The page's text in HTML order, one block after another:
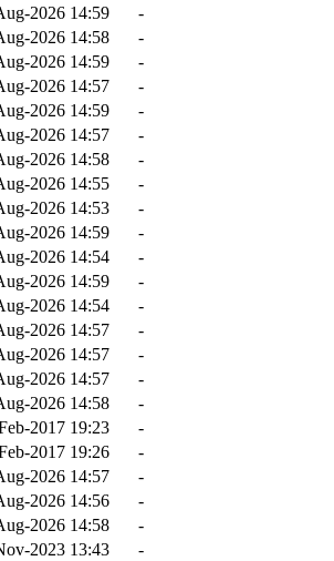
2026 14:59
-
2026 14:58
-
2026 14:59
-
2026 14:57
-
2026 14:59
-
2026 14:57
-
2026 14:58
-
2026 14:55
-
2026 14:53
-
2026 14:59
-
2026 14:54
-
2026 14:59
-
2026 14:54
-
2026 14:57
-
2026 14:57
-
2026 14:57
-
2026 14:58
-
2017 19:23
-
2017 19:26
-
2026 14:57
-
2026 14:56
-
2026 14:58
-
2023 13:43
-